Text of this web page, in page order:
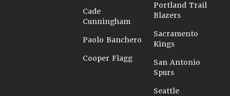
Cade
Cunningham
Paolo Banchero
Cooper Flagg
Portland Trail
Blazers
Sacramento
Kings
San Antonio
Spurs
Seattle